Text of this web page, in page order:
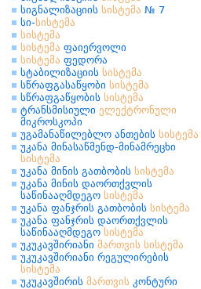
სიგნალიზაციის სისტემა № 7
სი-სისტემა
სისტემა
სისტემა ფაიერვოლი
სისტემა ფედორა
სტაბილიზაციის სისტემა
სწრაფგასაწყობი სისტემა
სწრაფგაწყობის სისტემა
ტრანსმისიული ელექტრონული
მიკროსკოპი
უგამანაწილებლო ანთების სისტემა
უკანა მინასაწმენდ-მინამრეცხი
სისტემა
უკანა მინის გათბობის სისტემა
უკანა მინის დაორთქვლის
საწინააღმდეგო სისტემა
უკანა ფანჯრის გათბობის სისტემა
უკანა ფანჯრის დაორთქვლის
საწინააღმდეგო სისტემა
უკუკავშირიანი მართვის სისტემა
უკუკავშირიანი რეგულირების
სისტემა
უკუკავშირის მართვის კონტური